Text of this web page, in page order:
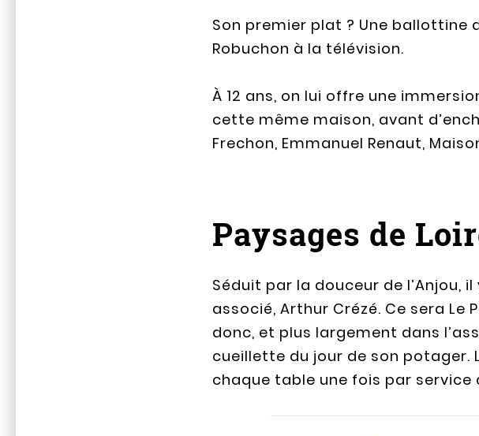
Son premier plat ? Une ballottine
Robuchon à la télévision.
À 12 ans, on lui offre une
cette même maison, avant
Frechon, Emmanuel Renaut,
Paysages de
Séduit par la douceur de l’Anjou,
associé, Arthur Crézé. Ce sera
donc, et plus largement dans
cueillette du jour de son potager.
chaque table une fois par